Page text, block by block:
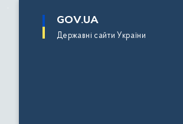
основного
GOV.UA
Державні сайти України